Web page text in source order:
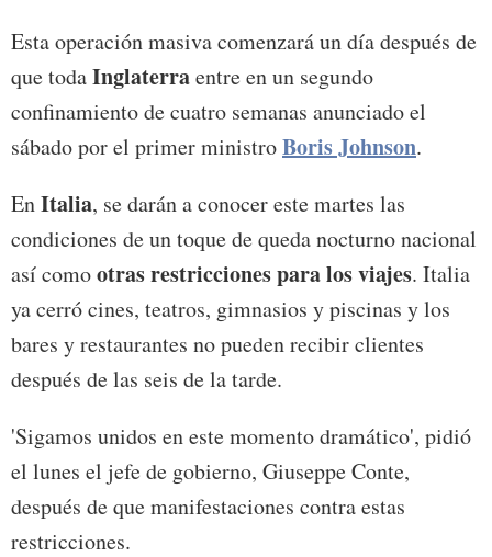
Esta operación masiva comenzará un día después de
que todaInglaterraentre en un segundo
confinamiento de cuatro semanas anunciado el
sábado por el primer ministroBoris Johnson.
EnItalia, se darán a conocer este martes las
condiciones de un toque de queda nocturno nacional
así comootras restricciones para los viajes. Italia
ya cerró cines, teatros, gimnasios y piscinas y los
bares y restaurantes no pueden recibir clientes
después de las seis de la tarde.
'Sigamos unidos en este momento dramático', pidió
el lunes el jefe de gobierno, Giuseppe Conte,
después de que manifestaciones contra estas
restricciones.